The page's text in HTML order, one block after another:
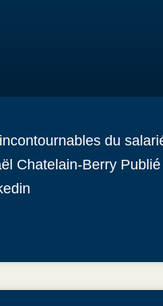
du
Chatelain-Berry